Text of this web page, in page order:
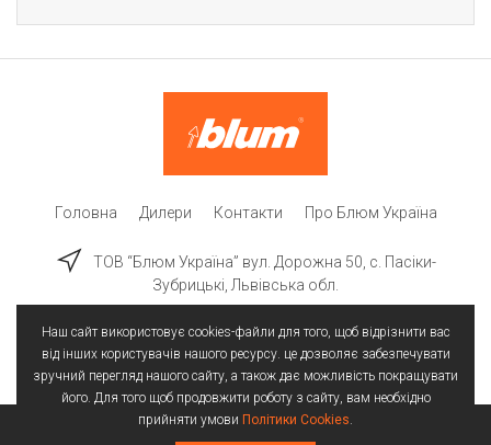
Головна Дилери Контакти Про Блюм Україна
ТОВ “Блюм Україна” вул. Дорожна 50, c. Пасіки-
Зубрицькі, Львівська обл.
Наш сайт використовує cookies-файли для того, щоб відрізнити вас
від інших користувачів нашого ресурсу. це дозволяє забезпечувати
зручний перегляд нашого сайту, а також дає можливість покращувати
його. Для того щоб продовжити роботу з сайту, вам необхідно
прийняти умови Політики Cookies.